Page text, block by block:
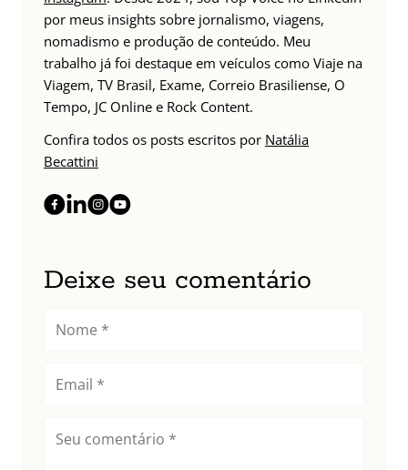
por meus insights sobre jornalismo, viagens,
nomadismo e produção de conteúdo. Meu
trabalho já foi destaque em veículos como Viaje na
Viagem, TV Brasil, Exame, Correio Brasiliense, O
Tempo, JC Online e Rock Content.
Confira todos os posts escritos por Natália
Becattini
Deixe seu comentário